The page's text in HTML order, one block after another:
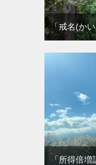
「戒名(か
「所得倍